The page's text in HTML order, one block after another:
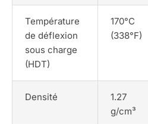
Température
de déflexion
sous charge
(HDT)
170°C
(338°F)
Densité
1.27
g/cm³